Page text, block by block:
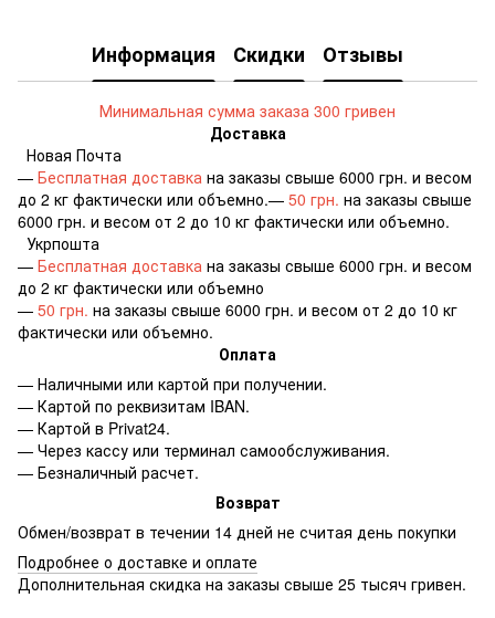
Информация Скидки Отзывы
Минимальная сумма заказа 300 гривен
Доставка
Новая Почта
— Бесплатная доставка на заказы свыше 6000 грн. и весом
до 2 кг фактически или объемно.— 50 грн. на заказы свыше
6000 грн. и весом от 2 до 10 кг фактически или объемно.
Укрпошта
— Бесплатная доставка на заказы свыше 6000 грн. и весом
до 2 кг фактически или объемно
— 50 грн. на заказы свыше 6000 грн. и весом от 2 до 10 кг
фактически или объемно.
Оплата
— Наличными или картой при получении.
— Картой по реквизитам IBAN.
— Картой в Privat24.
— Через кассу или терминал самообслуживания.
— Безналичный расчет.
Возврат
Обмен/возврат в течении 14 дней не считая день покупки
Подробнее о доставке и оплате
Дополнительная скидка на заказы свыше 25 тысяч гривен.